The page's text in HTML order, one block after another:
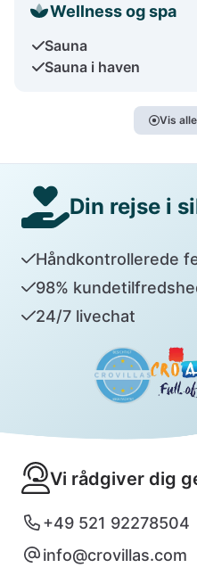
Wellness og spa
Sauna
Sauna i haven
Vis
Din rejse i
Håndkontrollerede
98%
24/7 livechat
Vi rådgiver dig
+49 521 92278504
info@crovillas.com